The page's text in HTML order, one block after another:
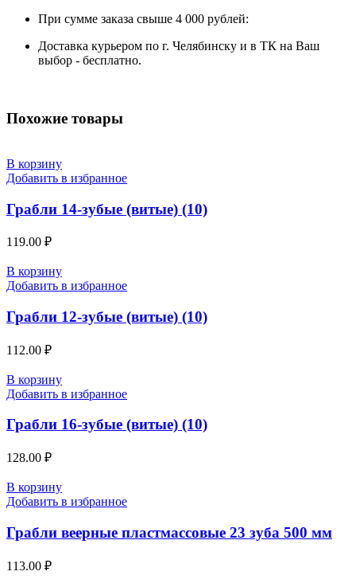
При сумме заказа свыше 4 000 рублей:
Доставка курьером по г. Челябинску и в ТК на Ваш
выбор - бесплатно.
Похожие товары
В корзину
Добавить в избранное
Грабли 14-зубые (витые) (10)
119.00 ₽
В корзину
Добавить в избранное
Грабли 12-зубые (витые) (10)
112.00 ₽
В корзину
Добавить в избранное
Грабли 16-зубые (витые) (10)
128.00 ₽
В корзину
Добавить в избранное
Грабли веерные пластмассовые 23 зуба 500 мм
113.00 ₽